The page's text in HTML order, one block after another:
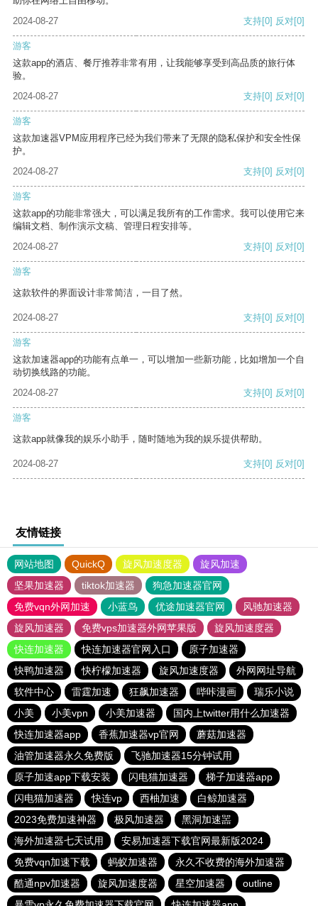
2024-08-27
支持[0] 反对[0]
游客
这款app的酒店、餐厅推荐非常有用，让我能够享受到高品质的旅行体
验。
2024-08-27
支持[0] 反对[0]
游客
这款加速器VPM应用程序已经为我们带来了无限的隐私保护和安全性保
护。
2024-08-27
支持[0] 反对[0]
游客
这款app的功能非常强大，可以满足我所有的工作需求。我可以使用它来
编辑文档、制作演示文稿、管理日程安排等。
2024-08-27
支持[0] 反对[0]
游客
这款软件的界面设计非常简洁，一目了然。
2024-08-27 支持[0] 反对[0]
游客
这款加速器app的功能有点单一，可以增加一些新功能，比如增加一个自
动切换线路的功能。
2024-08-27
支持[0] 反对[0]
游客
这款app就像我的娱乐小助手，随时随地为我的娱乐提供帮助。
2024-08-27 支持[0] 反对[0]
友情链接
网站地图 QuickQ 旋风加速度器
旋风加速
坚果加速器
tiktok加速器
狗急加速器官网
免费vqn外网加速
小蓝鸟 优途加速器官网
风驰加速器
旋风加速器
免费vps加速器外网苹果版
旋风加速度器
快连加速器
快连加速器官网入口
原子加速器
快鸭加速器
快柠檬加速器 旋风加速度器
外网网址导航
软件中心
雷霆加速 狂飙加速器 哔咔漫画
瑞乐小说
小美
小美vpn 小美加速器
国内上twitter用什么加速器
快连加速器app
香蕉加速器vp官网
蘑菇加速器
油管加速器永久免费版
飞驰加速器15分钟试用
原子加速app下载安装
闪电猫加速器
梯子加速器app
闪电猫加速器
快连vp 西柚加速
白鲸加速器
2023免费加速神器
极风加速器
黑洞加速噐
海外加速器七天试用
安易加速器下载官网最新版2024
免费vqn加速下载
蚂蚁加速器
永久不收费的海外加速器
酷通npv加速器
旋风加速度器 星空加速器
outline